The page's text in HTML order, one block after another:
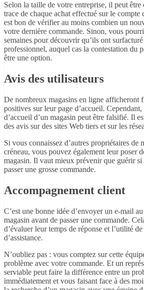
Selon la taille de votre entreprise, il peut
trace de chaque achat effectué sur le compte
est bon de vérifier au moins combien un
votre dernière commande. Sinon, vous
semaines pour découvrir qu’ils ont
professionnel, auquel cas la contestation du
être une option.
Avis des utilisateurs
De nombreux magasins en ligne afficheront
positives sur leur page d’accueil.
d’accueil d’un magasin peut être falsifié. Il
des avis sur des sites Web tiers et sur les
Si vous connaissez d’autres propriétaires de
créneau, vous pouvez également leur poser
magasin. Il vaut mieux prévenir que guérir
passer une grosse commande.
Accompagnement client
C’est une bonne idée d’envoyer un e-mail
magasin avant de passer une commande.
d’évaluer leur temps de réponse et l’utilité
d’assistance.
N’oubliez pas : vous comptez sur cette
problème avec votre commande. Et un
serviable peut faire la différence entre un
immédiatement et vous faisant face à des